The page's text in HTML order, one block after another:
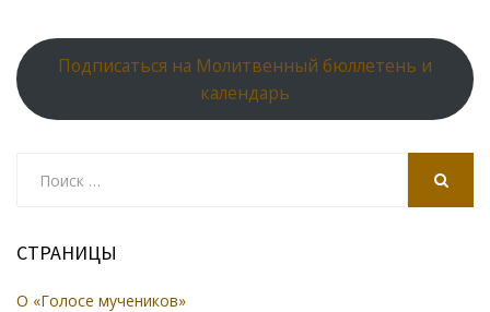
Подписаться на Молитвенный бюллетень и
календарь
СТРАНИЦЫ
О «Голосе мучеников»